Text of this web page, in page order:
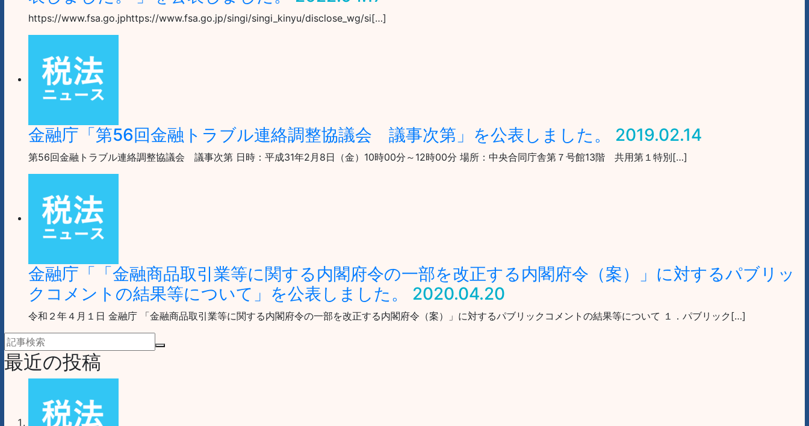
https://www.fsa.go.jphttps://www.fsa.go.jp/singi/singi_kinyu/disclose_wg/si[…]
金融庁「第56回金融トラブル連絡調整協議会 議事次第」を公表しました。 2019.02.14
第56回金融トラブル連絡調整協議会 議事次第 日時：平成31年2月8日（金）10時00分～12時00分 場所：中央合同庁舎第７号館13階 共用第１特別[…]
金融庁「「金融商品取引業等に関する内閣府令の一部を改正する内閣府令（案）」に対するパブリッ
クコメントの結果等について」を公表しました。
2020.04.20
令和２年４月１日 金融庁 「金融商品取引業等に関する内閣府令の一部を改正する内閣府令（案）」に対するパブリックコメントの結果等について １．パブリック[…]
最近の投稿